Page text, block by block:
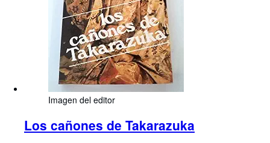
Imagen del editor
Los cañones de Takarazuka